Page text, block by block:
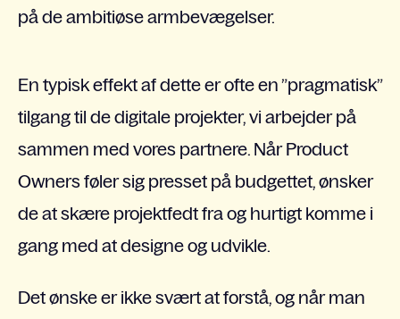
på de ambitiøse armbevægelser.
En typisk effekt af dette er ofte en ”pragmatisk”
tilgang til de digitale projekter, vi arbejder på
sammen med vores partnere. Når Product
Owners føler sig presset på budgettet, ønsker
de at skære projektfedt fra og hurtigt komme i
gang med at designe og udvikle.
Det ønske er ikke svært at forstå, og når man